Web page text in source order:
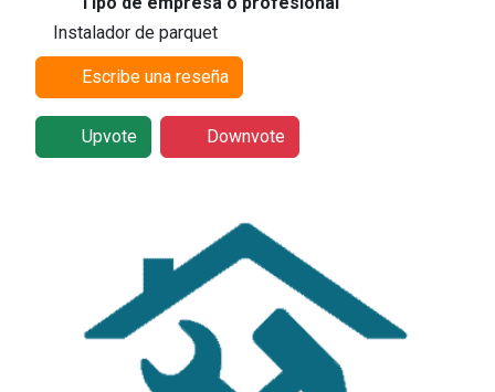
Instalador de parquet
Escribe una reseña
Upvote Downvote